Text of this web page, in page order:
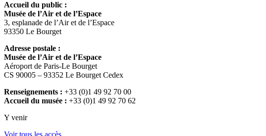
Accueil du public :
Musée de l’Air et de l’Espace
3, esplanade de l’Air et de l’Espace
93350 Le Bourget
Adresse postale :
Musée de l’Air et de l’Espace
Aéroport de Paris-Le Bourget
CS 90005 – 93352 Le Bourget Cedex
Renseignements : +33 (0)1 49 92 70 00
Accueil du musée : +33 (0)1 49 92 70 62
Y venir